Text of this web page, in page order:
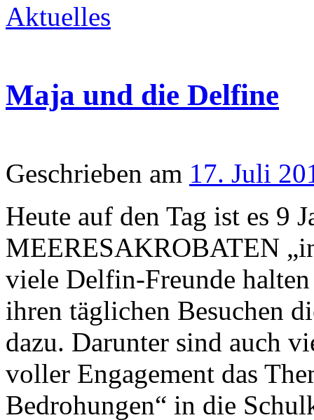
Aktuelles
Maja und die Delfine
Geschrieben am 17. Juli
Heute auf den Tag ist es 9
MEERESAKROBATEN
viele Delfin-Freunde
ihren täglichen Besuchen
dazu. Darunter sind auch
voller Engagement das
Bedrohungen“ in die